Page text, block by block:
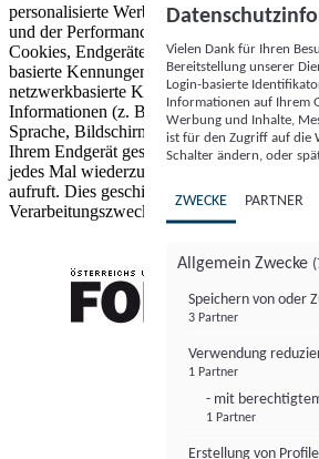
personalisierte Werbung und Inhalte,
und der Performance von Inhalten sowie
Cookies, Endgeräte- oder ähnliche Online-
basierte Kennungen, zufällig generierte
netzwerkbasierte Kennungen) können
Informationen (z. B. Browsertyp und
Sprache, Bildschirmgröße, unterstützte
Ihrem Endgerät gespeichert oder von dort
jedes Mal wiederzuerkennen, wenn es eine
aufruft. Dies geschieht für einen oder
Verarbeitungszwecke.
Vielen Dank für Ihren
Bereitstellung unserer
Login-basierte
Informationen auf Ihrem
Werbung und Inhalte,
ist für den Zugriff auf die
Schalter ändern, oder
ZWECKE PARTNER
Allgemein Zwecke
Speichern von oder
3 Partner
Verwendung
1 Partner
- mit
1 Partner
Erstellung von
FONDS professionell